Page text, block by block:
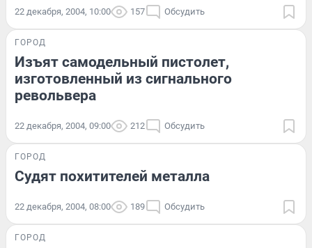
22 декабря, 2004, 10:00 157 Обсудить
ГОРОД
Изъят самодельный пистолет,
изготовленный из сигнального
револьвера
22 декабря, 2004, 09:00 212 Обсудить
ГОРОД
Судят похитителей металла
22 декабря, 2004, 08:00 189 Обсудить
ГОРОД